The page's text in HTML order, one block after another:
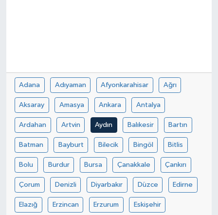
Adana Adıyaman Afyonkarahisar Ağrı
Aksaray Amasya Ankara Antalya
Ardahan Artvin Aydın Balıkesir Bartın
Batman Bayburt Bilecik Bingöl Bitlis
Bolu Burdur Bursa Çanakkale Çankırı
Çorum Denizli Diyarbakır Düzce Edirne
Elazığ Erzincan Erzurum Eskişehir